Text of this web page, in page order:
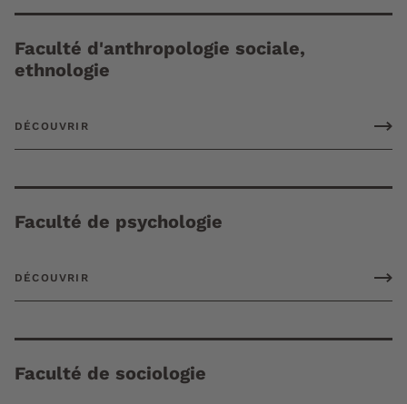
Faculté d'anthropologie sociale,
ethnologie
DÉCOUVRIR
Faculté de psychologie
DÉCOUVRIR
Faculté de sociologie